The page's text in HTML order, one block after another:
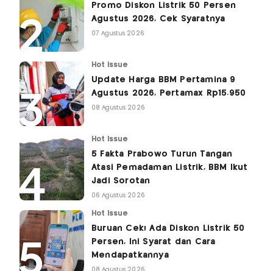
Promo Diskon Listrik 50 Persen
Agustus 2026, Cek Syaratnya
07 Agustus 2026
Hot Issue
Update Harga BBM Pertamina 9
Agustus 2026, Pertamax Rp15.950
08 Agustus 2026
Hot Issue
5 Fakta Prabowo Turun Tangan
Atasi Pemadaman Listrik, BBM Ikut
Jadi Sorotan
06 Agustus 2026
Hot Issue
Buruan Cek! Ada Diskon Listrik 50
Persen, Ini Syarat dan Cara
Mendapatkannya
08 Agustus 2026